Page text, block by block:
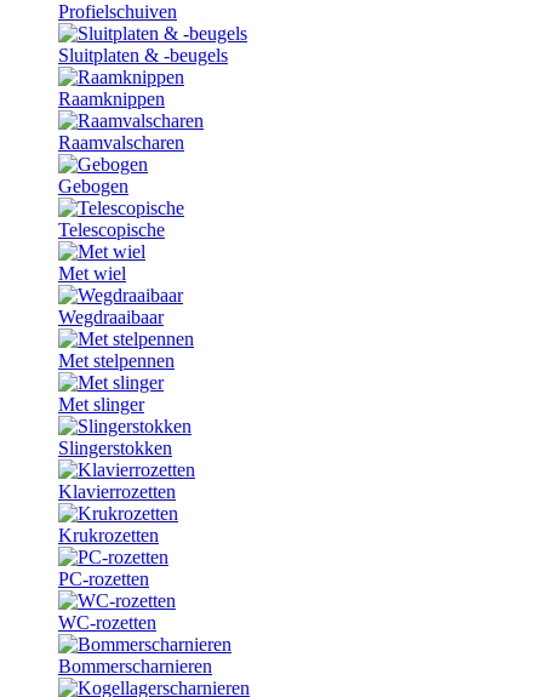
Profielschuiven
Sluitplaten & -beugels
Raamknippen
Raamvalscharen
Gebogen
Telescopische
Met wiel
Wegdraaibaar
Met stelpennen
Met slinger
Slingerstokken
Klavierrozetten
Krukrozetten
PC-rozetten
WC-rozetten
Bommerscharnieren